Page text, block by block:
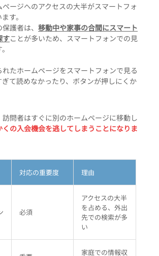
ージへのアクセスの大半がスマートフォ
す。
護者は、 移動中や家事の合間にスマート
すことが多いため、スマートフォンでの見
たホームページをスマートフォンで見る
て読めなかったり、ボタンが押しにくか
訪問者はすぐに別のホームページに移動し
くの入会機会を逃してしまうことになりま
対応の重要度 理由
必須
アクセスの大半
を占める、外出
先での検索が多
い
家庭での情報収